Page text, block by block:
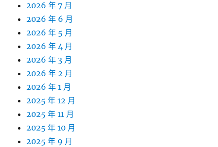
2026 年 7 月
2026 年 6 月
2026 年 5 月
2026 年 4 月
2026 年 3 月
2026 年 2 月
2026 年 1 月
2025 年 12 月
2025 年 11 月
2025 年 10 月
2025 年 9 月